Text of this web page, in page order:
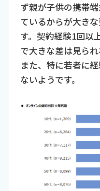
ず親が子供の携帯
ているからが大き
す。契約経験1回以
で大きな差は見られ
また、特に若者に
ないようです。